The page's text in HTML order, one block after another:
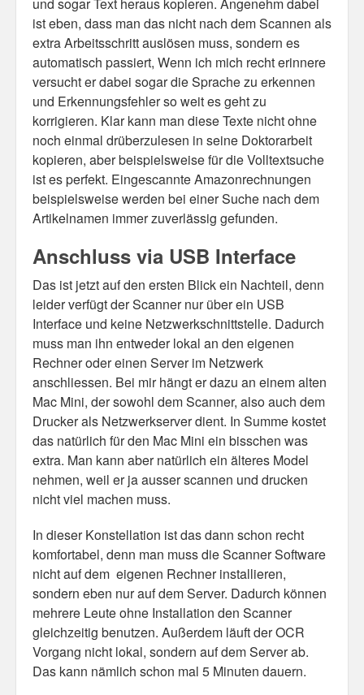
ist eben, dass man das nicht nach dem Scannen als
extra Arbeitsschritt auslösen muss, sondern es
automatisch passiert, Wenn ich mich recht erinnere
versucht er dabei sogar die Sprache zu erkennen
und Erkennungsfehler so weit es geht zu
korrigieren. Klar kann man diese Texte nicht ohne
noch einmal drüberzulesen in seine Doktorarbeit
kopieren, aber beispielsweise für die Volltextsuche
ist es perfekt. Eingescannte Amazonrechnungen
beispielsweise werden bei einer Suche nach dem
Artikelnamen immer zuverlässig gefunden.
Anschluss via USB Interface
Das ist jetzt auf den ersten Blick ein Nachteil, denn
leider verfügt der Scanner nur über ein USB
Interface und keine Netzwerkschnittstelle. Dadurch
muss man ihn entweder lokal an den eigenen
Rechner oder einen Server im Netzwerk
anschliessen. Bei mir hängt er dazu an einem alten
Mac Mini, der sowohl dem Scanner, also auch dem
Drucker als Netzwerkserver dient. In Summe kostet
das natürlich für den Mac Mini ein bisschen was
extra. Man kann aber natürlich ein älteres Model
nehmen, weil er ja ausser scannen und drucken
nicht viel machen muss.
In dieser Konstellation ist das dann schon recht
komfortabel, denn man muss die Scanner Software
nicht auf dem eigenen Rechner installieren,
sondern eben nur auf dem Server. Dadurch können
mehrere Leute ohne Installation den Scanner
gleichzeitig benutzen. Außerdem läuft der OCR
Vorgang nicht lokal, sondern auf dem Server ab.
Das kann nämlich schon mal 5 Minuten dauern.